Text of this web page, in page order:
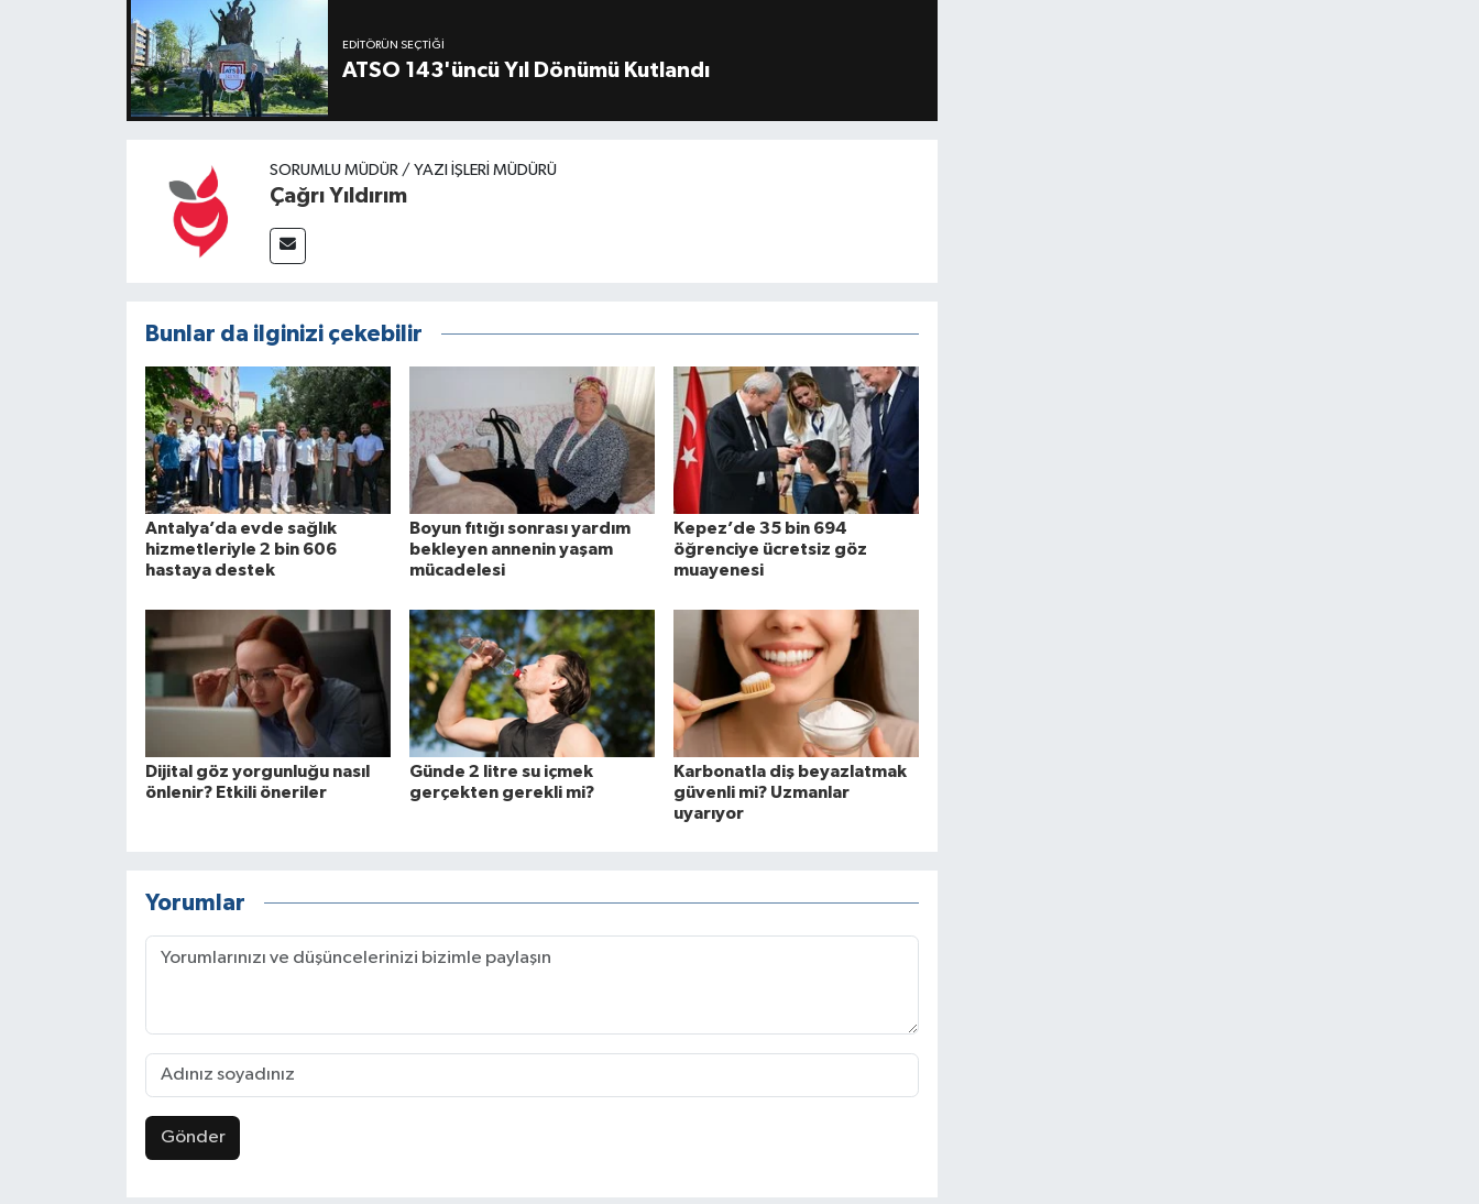
EDITÖRÜN SEÇTIĞI
ATSO 143'üncü Yıl Dönümü Kutlandı
SORUMLU MÜDÜR / YAZI İŞLERI MÜDÜRÜ
Çağrı Yıldırım
Bunlar da ilginizi çekebilir
Antalya’da evde sağlık
hizmetleriyle 2 bin 606
hastaya destek
Boyun fıtığı sonrası yardım
bekleyen annenin yaşam
mücadelesi
Kepez’de 35 bin 694
öğrenciye ücretsiz göz
muayenesi
Dijital göz yorgunluğu nasıl
önlenir? Etkili öneriler
Günde 2 litre su içmek
gerçekten gerekli mi?
Karbonatla diş beyazlatmak
güvenli mi? Uzmanlar
uyarıyor
Yorumlar
Gönder